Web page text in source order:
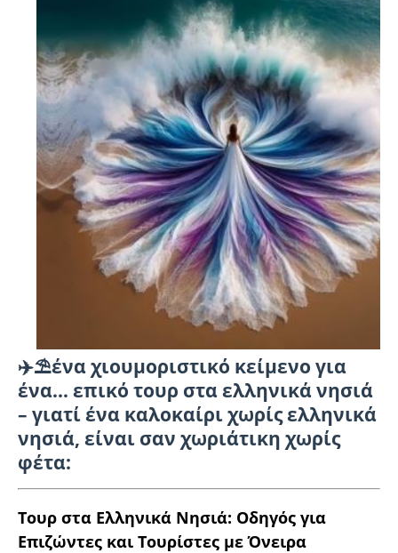
✈️⛱️ένα χιουμοριστικό κείμενο για
ένα… επικό τουρ στα ελληνικά νησιά
– γιατί ένα καλοκαίρι χωρίς ελληνικά
νησιά, είναι σαν χωριάτικη χωρίς
φέτα:
Τουρ στα Ελληνικά Νησιά: Οδηγός για
Επιζώντες και Τουρίστες με Όνειρα